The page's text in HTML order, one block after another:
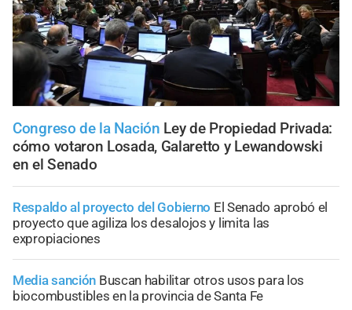
Congreso de la Nación Ley de Propiedad Privada:
cómo votaron Losada, Galaretto y Lewandowski
en el Senado
Respaldo al proyecto del Gobierno El Senado aprobó el
proyecto que agiliza los desalojos y limita las
expropiaciones
Media sanción Buscan habilitar otros usos para los
biocombustibles en la provincia de Santa Fe